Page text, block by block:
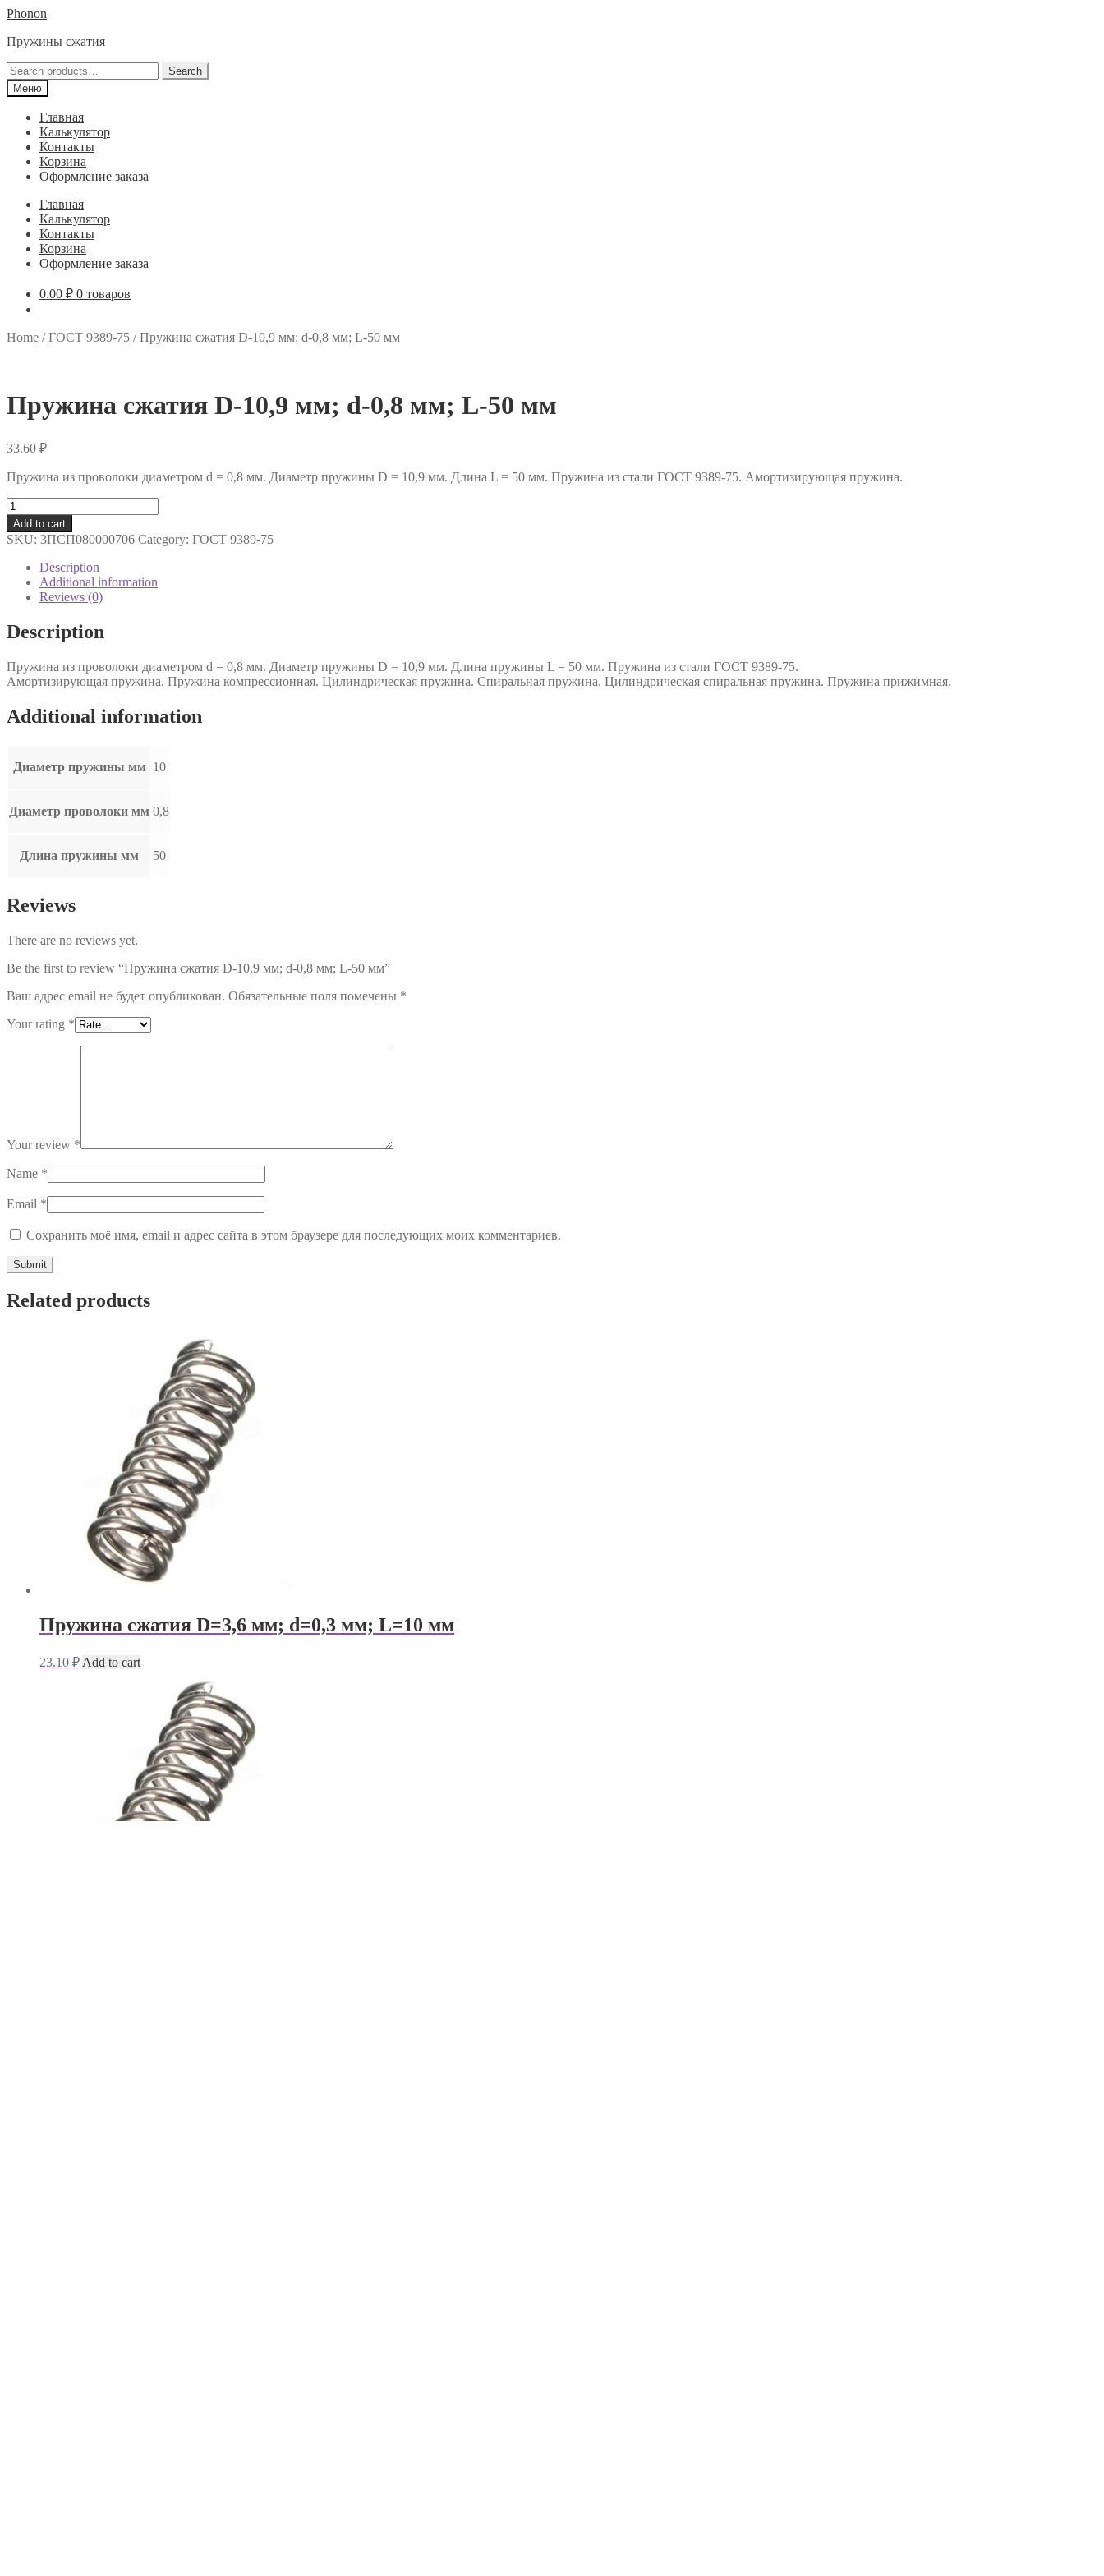
Перейти
навигации
Перейти
содержимому
Phonon
Пружины сжатия
Search
for:
Search
Меню
Главная
Калькулятор
Контакты
Корзина
Оформление заказа
Главная
Калькулятор
Контакты
Корзина
Оформление заказа
0.00 ₽ 0 товаров
Home /ГОСТ 9389-75 /Пружина сжатия D-10,9 мм; d-0,8 мм; L-50 мм
Пружина сжатия D-10,9 мм; d-0,8 мм; L-50 мм
33.60 ₽
Пружина из проволоки диаметром d = 0,8 мм. Диаметр пружины D = 10,9 мм. Длина L = 50 мм. Пружина из стали ГОСТ 9389-75. Амортизирующая пружина.
Пружина
сжатия
D-
10,9
L-
50
quantity
Add to cart
SKU: 3ПСП080000706 Category: ГОСТ 9389-75
Description
Additional information
Reviews (0)
Description
Пружина из проволоки диаметром d = 0,8 мм. Диаметр пружины D = 10,9 мм. Длина пружины L = 50 мм. Пружина из стали ГОСТ 9389-75.
Амортизирующая пружина. Пружина компрессионная. Цилиндрическая пружина. Спиральная пружина. Цилиндрическая спиральная пружина. Пружина прижимная.
Additional information
Диаметр пружины мм 10
Диаметр проволоки мм 0,8
Длина пружины мм 50
Reviews
There are no reviews yet.
Be the first to review “Пружина сжатия D-10,9 мм; d-0,8 мм; L-50 мм”
Ваш адрес email не будет опубликован. Обязательные поля помечены *
Your rating *
Your review *
Name *
Email *
Сохранить моё имя, email и адрес сайта в этом браузере для последующих моих комментариев.
Related products
Пружина сжатия D=3,6 мм; d=0,3 мм; L=10 мм
23.10 ₽ Add to cart